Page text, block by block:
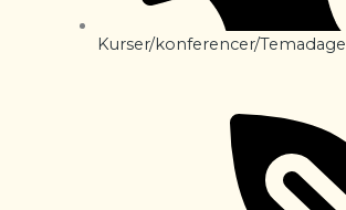
Kurser/konferencer/Temadage